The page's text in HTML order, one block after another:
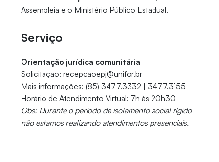
Assembleia e o Ministério Público Estadual.
Serviço
Orientação jurídica comunitária
Solicitação: recepcaoepj@unifor.br
Mais informações: (85) 3477.3332 | 3477.3155
Horário de Atendimento Virtual: 7h às 20h30
Obs: Durante o período de isolamento social rígido
não estamos realizando atendimentos presenciais.